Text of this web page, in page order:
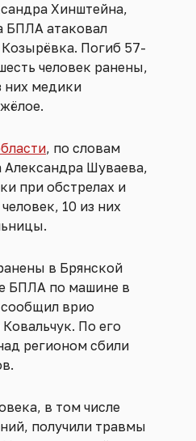
Хинштейна,
БПЛА атаковал
Погиб 57-
человек ранены,
них медики
, по словам
Александра Шуваева,
при обстрелах и
10 из них
в Брянской
БПЛА по машине в
сообщил врио
По его
регионом сбили
в том числе
получили травмы